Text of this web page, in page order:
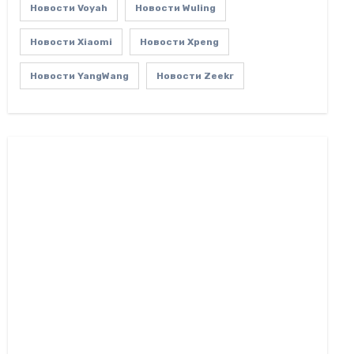
Новости Voyah Новости Wuling
Новости Xiaomi Новости Xpeng
Новости YangWang Новости Zeekr